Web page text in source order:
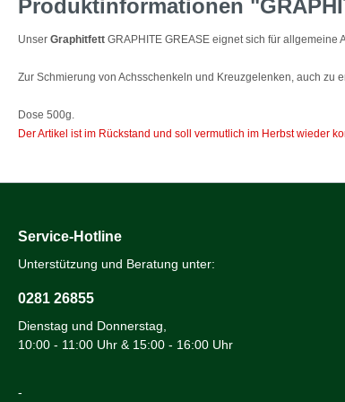
Produktinformationen
Unser Graphitfett GRAPHITE GREASE eignet sich für
Zur Schmierung von Achsschenkeln und Kreuzgelenken, auch
Dose 500g.
Der Artikel ist im Rückstand und soll vermutlich im Herbst wieder
Service-Hotline
Unterstützung und Beratung unter:
0281 26855
Dienstag und Donnerstag,
10:00 - 11:00 Uhr & 15:00 - 16:00 Uhr
-